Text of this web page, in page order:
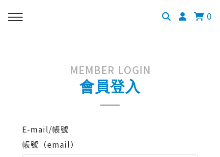
0
MEMBER LOGIN
會員登入
E-mail/帳號
帳號（email）